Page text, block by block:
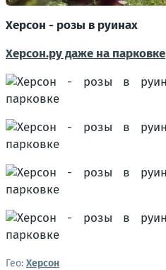
Херсон - розы в руинах
Херсон.ру даже на парковке
Гео: Херсон